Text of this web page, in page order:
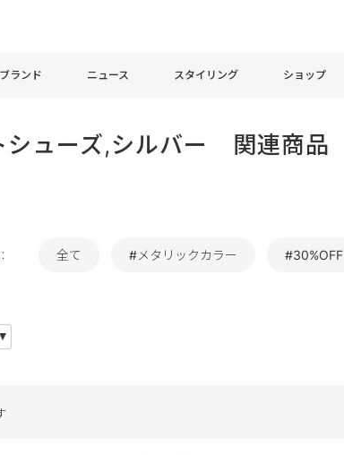
ブランド ニュース スタイリング ショップ
シューズ,シルバー 関連商品
全て #メタリックカラー #30%OFF